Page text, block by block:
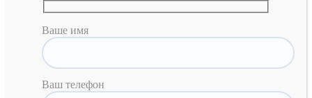
Ваше имя
Ваш телефон